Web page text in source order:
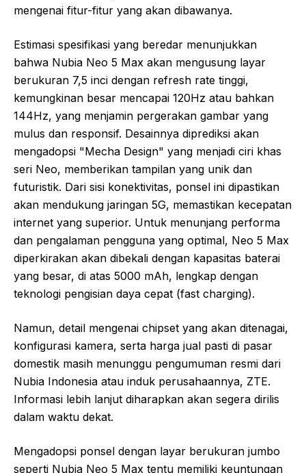
mengenai fitur-fitur yang akan dibawanya.
Estimasi spesifikasi yang beredar menunjukkan
bahwa Nubia Neo 5 Max akan mengusung layar
berukuran 7,5 inci dengan refresh rate tinggi,
kemungkinan besar mencapai 120Hz atau bahkan
144Hz, yang menjamin pergerakan gambar yang
mulus dan responsif. Desainnya diprediksi akan
mengadopsi "Mecha Design" yang menjadi ciri khas
seri Neo, memberikan tampilan yang unik dan
futuristik. Dari sisi konektivitas, ponsel ini dipastikan
akan mendukung jaringan 5G, memastikan kecepatan
internet yang superior. Untuk menunjang performa
dan pengalaman pengguna yang optimal, Neo 5 Max
diperkirakan akan dibekali dengan kapasitas baterai
yang besar, di atas 5000 mAh, lengkap dengan
teknologi pengisian daya cepat (fast charging).
Namun, detail mengenai chipset yang akan ditenagai,
konfigurasi kamera, serta harga jual pasti di pasar
domestik masih menunggu pengumuman resmi dari
Nubia Indonesia atau induk perusahaannya, ZTE.
Informasi lebih lanjut diharapkan akan segera dirilis
dalam waktu dekat.
Mengadopsi ponsel dengan layar berukuran jumbo
seperti Nubia Neo 5 Max tentu memiliki keuntungan